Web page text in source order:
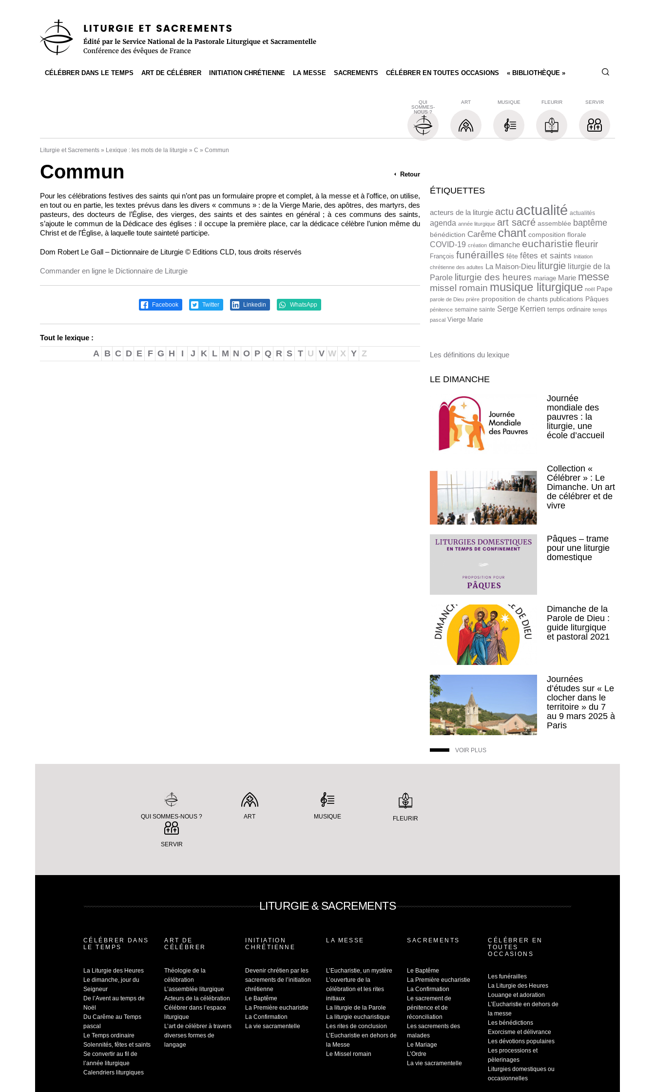
Accès direct à la recherche
CÉLÉBRER DANS LE TEMPS ART DE CÉLÉBRER INITIATION CHRÉTIENNE LA MESSE SACREMENTS CÉLÉBRER EN TOUTES OCCASIONS « BIBLIOTHÈQUE »
QUI
SOMMES-
NOUS ?
ART MUSIQUE FLEURIR SERVIR
Liturgie et Sacrements » Lexique : les mots de la liturgie » C » Commun
Commun Retour
Pour les célébrations festives des saints qui n’ont pas un formulaire propre et complet, à la messe et à l’office, on utilise,
en tout ou en partie, les textes prévus dans les divers « communs » : de la Vierge Marie, des apôtres, des martyrs, des
pasteurs, des doc­teurs de l’Église, des vierges, des saints et des saintes en général ; à ces communs des saints,
s’ajoute le commun de la Dédicace des églises : il occupe la première place, car la dédicace célèbre l’union même du
Christ et de l’Église, à laquelle toute sainteté participe.
Dom Robert Le Gall – Dictionnaire de Liturgie © Editions CLD, tous droits réservés
Commander en ligne le Dictionnaire de Liturgie
Facebook Twitter Linkedin WhatsApp
Tout le lexique :
A B C D E F G H I J K L M N O P Q R S T U V W X Y Z
ÉTIQUETTES
acteurs de la liturgie actu actualité actualités
agenda année liturgique art sacré assemblée baptême
bénédiction Carême chant composition florale
COVID-19 création dimanche eucharistie fleurir
François funérailles fête fêtes et saints Initiation
chrétienne des adultes La Maison-Dieu liturgie liturgie de la
Parole liturgie des heures mariage Marie messe
missel romain musique liturgique noël Pape
parole de Dieu prière proposition de chants publications Pâques
pénitence semaine sainte Serge Kerrien temps ordinaire temps
pascal Vierge Marie
Les définitions du lexique
LE DIMANCHE
Journée
mondiale des
pauvres : la
liturgie, une
école d’accueil
Collection «
Célébrer » : Le
Dimanche. Un art
de célébrer et de
vivre
Pâques – trame
pour une liturgie
domestique
Dimanche de la
Parole de Dieu :
guide liturgique
et pastoral 2021
Journées
d’études sur « Le
clocher dans le
territoire » du 7
au 9 mars 2025 à
Paris
VOIR PLUS
QUI SOMMES-NOUS ? ART MUSIQUE FLEURIR
SERVIR
LITURGIE & SACREMENTS
CÉLÉBRER DANS
LE TEMPS
La Liturgie des Heures
Le dimanche, jour du
Seigneur
De l’Avent au temps de
Noël
Du Carême au Temps
pascal
Le Temps ordinaire
Solennités, fêtes et saints
Se convertir au fil de
l’année liturgique
Calendriers liturgiques
ART DE
CÉLÉBRER
Théologie de la
célébration
L’assemblée liturgique
Acteurs de la célébration
Célébrer dans l’espace
liturgique
L’art de célébrer à travers
diverses formes de
langage
INITIATION
CHRÉTIENNE
Devenir chrétien par les
sacrements de l’initiation
chrétienne
Le Baptême
La Première eucharistie
La Confirmation
La vie sacramentelle
LA MESSE
L’Eucharistie, un mystère
L’ouverture de la
célébration et les rites
initiaux
La liturgie de la Parole
La liturgie eucharistique
Les rites de conclusion
L’Eucharistie en dehors de
la Messe
Le Missel romain
SACREMENTS
Le Baptême
La Première eucharistie
La Confirmation
Le sacrement de
pénitence et de
réconciliation
Les sacrements des
malades
Le Mariage
L’Ordre
La vie sacramentelle
CÉLÉBRER EN
TOUTES
OCCASIONS
Les funérailles
La Liturgie des Heures
Louange et adoration
L’Eucharistie en dehors de
la messe
Les bénédictions
Exorcisme et délivrance
Les dévotions populaires
Les processions et
pèlerinages
Liturgies domestiques ou
occasionnelles